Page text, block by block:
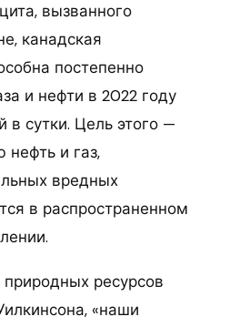
вызванного
канадская
постепенно
и нефти в 2022 году
в сутки. Цель этого —
нефть и газ,
вредных
в распространенном
ресурсов
«наши